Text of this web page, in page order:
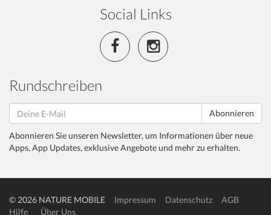
Social Links
Rundschreiben
Abonnieren
Abonnieren Sie unseren Newsletter, um Informationen über neue
Apps, App Updates, exklusive Angebote und mehr zu erhalten.
© 2026 NATURE MOBILE Impressum Datenschutz
AGB
Hilfe
Über Uns